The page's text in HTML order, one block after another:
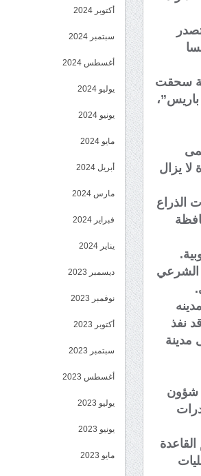
سحقت
لا يزال
الذراع
الشرعي
نفذ
مدينة
شؤون
أكتوبر 2024
سبتمبر 2024
أغسطس 2024
يوليو 2024
يونيو 2024
مايو 2024
أبريل 2024
مارس 2024
فبراير 2024
يناير 2024
ديسمبر 2023
نوفمبر 2023
أكتوبر 2023
سبتمبر 2023
أغسطس 2023
يوليو 2023
يونيو 2023
مايو 2023